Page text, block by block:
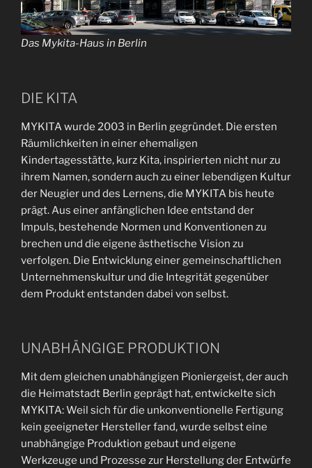
Das Mykita-Haus in Berlin
DIE KITA
MYKITA wurde 2003 in Berlin gegründet. Die ersten
Räumlichkeiten in einer ehemaligen
Kindertagesstätte, kurz Kita, inspirierten nicht nur zu
ihrem Namen, sondern auch zu einer lebendigen Kultur
der Neugier und des Lernens, die MYKITA bis heute
prägt. Aus einer anfänglichen Idee entstand der
Impuls, bestehende Normen und Konventionen zu
brechen und die eigene ästhetische Vision zu
verfolgen. Die Entwicklung einer gemeinschaftlichen
Unternehmenskultur und die Integrität gegenüber
dem Produkt entstanden dabei von selbst.
UNABHÄNGIGE PRODUKTION
Mit dem gleichen unabhängigen Pioniergeist, der auch
die Heimatstadt Berlin geprägt hat, entwickelte sich
MYKITA: Weil sich für die unkonventionelle Fertigung
kein geeigneter Hersteller fand, wurde selbst eine
unabhängige Produktion gebaut und eigene
Werkzeuge und Prozesse zur Herstellung der Entwürfe